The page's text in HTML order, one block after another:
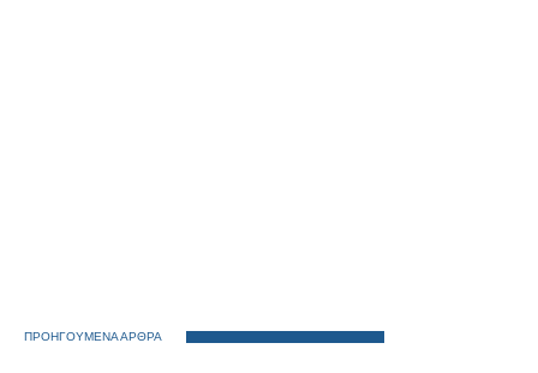
ΠΡΟΗΓΟΥΜΕΝΑ ΑΡΘΡΑ